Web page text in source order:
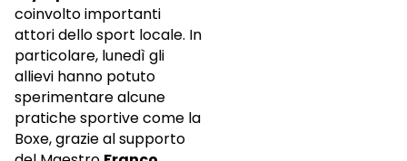
coinvolto importanti
attori dello sport locale. In
particolare, lunedì gli
allievi hanno potuto
sperimentare alcune
pratiche sportive come la
Boxe, grazie al supporto